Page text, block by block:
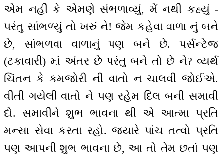
એમ નહીં કે એમણે સંભળાવ્યું, મેં નથી કહ્યું -
પરંતુ સાંભળ્યું તો ખરું ને! જેમ કહેવા વાળા નું બને
છે, સાંભળવા વાળાનું પણ બને છે. પર્સન્ટેજ
(ટકાવારી) માં અંતર છે પરંતુ બને તો છે ને? વ્યર્થ
ચિંતન કે કમજોરી ની વાતો ન ચાલવી જોઈએ.
વીતી ગયેલી વાતો ને પણ રહેમ દિલ બની સમાવી
દો. સમાવીને શુભ ભાવના થી એ આત્મા પ્રતિ
મન્સા સેવા કરતા રહો. જ્યારે પાંચ તત્વો પ્રતિ
પણ આપની શુભ ભાવના છે, આ તો તેમ છતાં પણ